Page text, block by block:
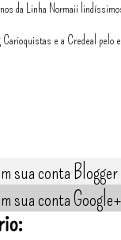
da Linha Normaii
Carioquistas e a Credeal pelo
sua conta Blogger
sua conta Google+